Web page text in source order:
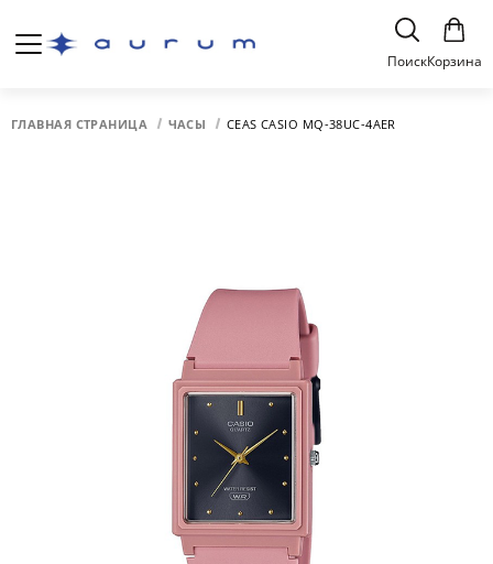
ПоискКорзина
ГЛАВНАЯ СТРАНИЦА ЧАСЫ CEAS CASIO MQ-38UC-4AER